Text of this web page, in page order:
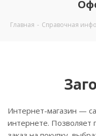
Главная - Справочная
Интернет-магазин —
интернете. Позволяет